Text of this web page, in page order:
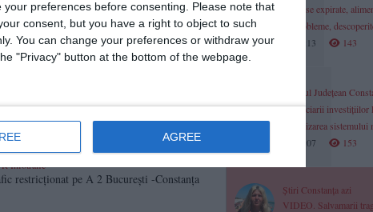
preferences before consenting.
Please note that
consent, but you have a right to object to such
You can change your preferences or withdraw your
"Privacy" button at the bottom of the webpage.
AGREE
773 24 Apr, 2024 10:31
Infotrafic
restricționat pe A 2 București -Constanța
Produse expirate,
cu probleme,
14:13
143
Spitalul Județean
beneficiarii investițiilor
digitalizarea sistemului
14:07
153
Știri Constanța azi
VIDEO. Salvamarii